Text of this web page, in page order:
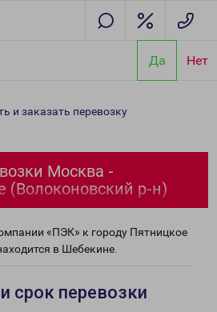
Да Нет
и заказать перевозку
Москва -
(Волоконовский р-н)
«ПЭК» к городу Пятницкое
в Шебекине.
срок перевозки